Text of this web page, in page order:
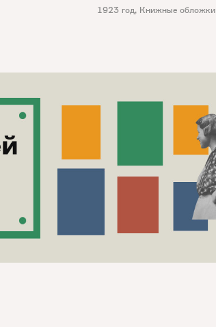
1923 год, Книжные обложки